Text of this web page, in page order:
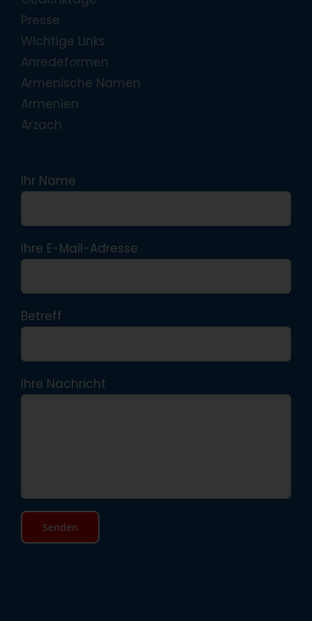
Presse
Wichtige Links
Anredeformen
Armenische Namen
Armenien
Arzach
Ihr Name
Ihre E-Mail-Adresse
Betreff
Ihre Nachricht